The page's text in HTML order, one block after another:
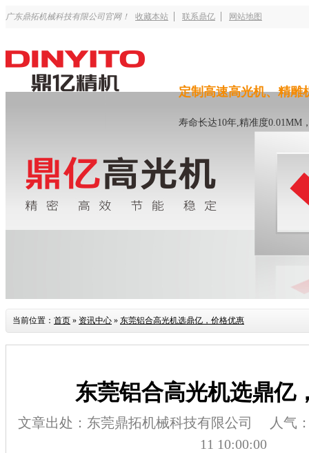
广东鼎拓机械科技有限公司官网！ 收藏本站 联系鼎亿 网站地图
定制高速高光机、精雕
寿命长达10年,精准度0.01MM
当前位置： 首页 » 资讯中心 » 东莞铝合高光机选鼎亿，价格优惠
东莞铝合高光机选鼎亿
文章出处：东莞鼎拓机械科技有限公司
人气
11 10:00:00